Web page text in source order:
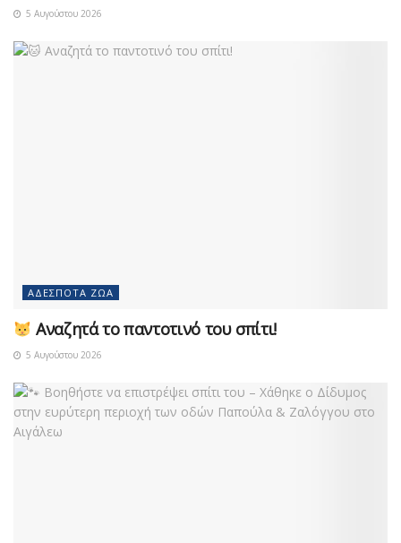
5 Αυγούστου 2026
ΑΔΈΣΠΟΤΑ ΖΏΑ
Αναζητά το παντοτινό του σπίτι!
5 Αυγούστου 2026